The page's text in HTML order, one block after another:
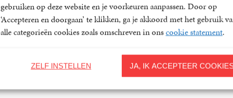
gebruiken op deze website en je voorkeuren aanpassen. Door op
‘Accepteren en doorgaan’ te klikken, ga je akkoord met het gebruik
alle categorieën cookies zoals omschreven in onscookie statement.
JA, IK ACCEPTEER
ZELF INSTELLEN
Gerelateerde artikelen